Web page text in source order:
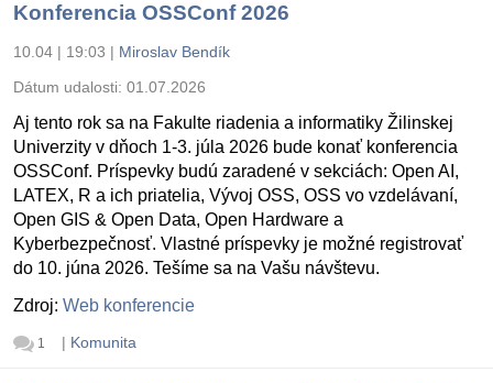
Konferencia OSSConf 2026
10.04 | 19:03 | Miroslav Bendík
Dátum udalosti: 01.07.2026
Aj tento rok sa na Fakulte riadenia a informatiky Žilinskej
Univerzity v dňoch 1-3. júla 2026 bude konať konferencia
OSSConf. Príspevky budú zaradené v sekciách: Open AI,
LATEX, R a ich priatelia, Vývoj OSS, OSS vo vzdelávaní,
Open GIS & Open Data, Open Hardware a
Kyberbezpečnosť. Vlastné príspevky je možné registrovať
do 10. júna 2026. Tešíme sa na Vašu návštevu.
Zdroj: Web konferencie
1 | Komunita